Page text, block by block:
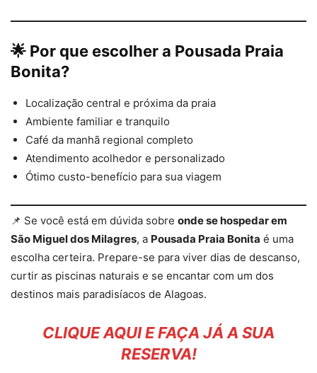
🌟 Por que escolher a Pousada Praia
Bonita?
Localização central e próxima da praia
Ambiente familiar e tranquilo
Café da manhã regional completo
Atendimento acolhedor e personalizado
Ótimo custo-benefício para sua viagem
📌 Se você está em dúvida sobre onde se hospedar em
São Miguel dos Milagres, a Pousada Praia Bonita é uma
escolha certeira. Prepare-se para viver dias de descanso,
curtir as piscinas naturais e se encantar com um dos
destinos mais paradisíacos de Alagoas.
CLIQUE AQUI E FAÇA JÁ A SUA
RESERVA!